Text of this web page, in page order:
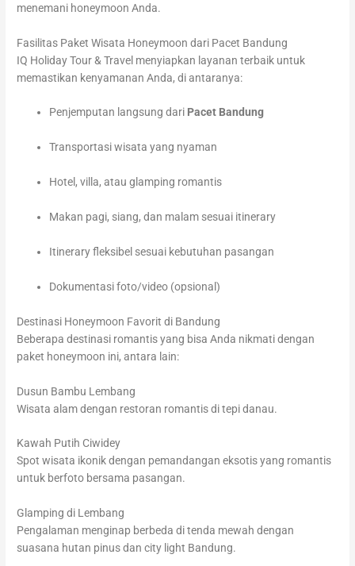
menemani honeymoon Anda.
Fasilitas Paket Wisata Honeymoon dari Pacet Bandung
IQ Holiday Tour & Travel menyiapkan layanan terbaik untuk
memastikan kenyamanan Anda, di antaranya:
Penjemputan langsung dari Pacet Bandung
Transportasi wisata yang nyaman
Hotel, villa, atau glamping romantis
Makan pagi, siang, dan malam sesuai itinerary
Itinerary fleksibel sesuai kebutuhan pasangan
Dokumentasi foto/video (opsional)
Destinasi Honeymoon Favorit di Bandung
Beberapa destinasi romantis yang bisa Anda nikmati dengan
paket honeymoon ini, antara lain:
Dusun Bambu Lembang
Wisata alam dengan restoran romantis di tepi danau.
Kawah Putih Ciwidey
Spot wisata ikonik dengan pemandangan eksotis yang romantis
untuk berfoto bersama pasangan.
Glamping di Lembang
Pengalaman menginap berbeda di tenda mewah dengan
suasana hutan pinus dan city light Bandung.